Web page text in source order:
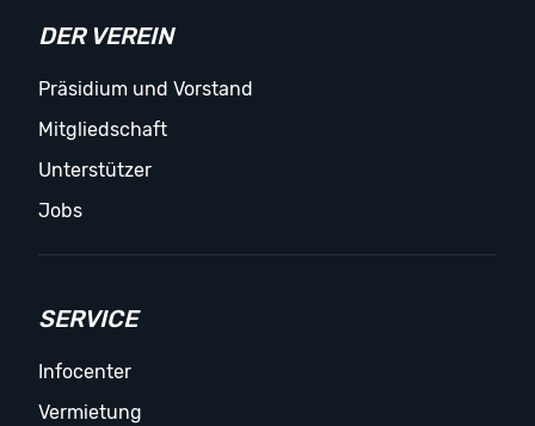
DER VEREIN
Präsidium und Vorstand
Mitgliedschaft
Unterstützer
Jobs
SERVICE
Infocenter
Vermietung